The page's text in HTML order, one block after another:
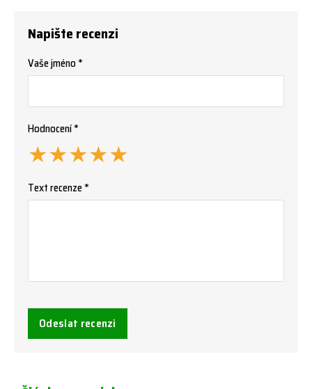
Napište recenzi
Vaše jméno *
Hodnocení *
★
★
★
★
★
Text recenze *
Odeslat recenzi